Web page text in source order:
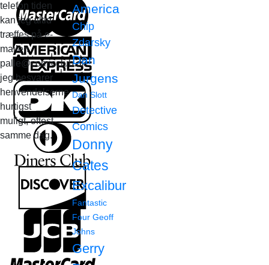
telefon tiden
kan jeg altid
træffes på e-
mailen
palle@comicclub.dk
jeg besvarer
henvendelserne
hurtigst
muligt, oftest
samme dag.
America
Chip
Zdarsky
Dan
Jurgens
Dan Slott
Detective
Comics
Donny
Cates
Excalibur
Fantastic
Four Geoff
Johns
Gerry